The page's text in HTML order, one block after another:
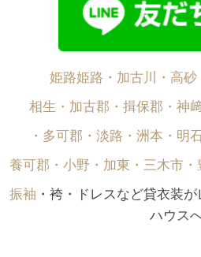
姫路姫路・加古川・高砂
相生・加古郡・揖保郡・神
・多可郡・淡路・洲本・明
養可郡・小野・加東・三木市
振袖 ・袴・ドレスなど貸衣装
ハウス